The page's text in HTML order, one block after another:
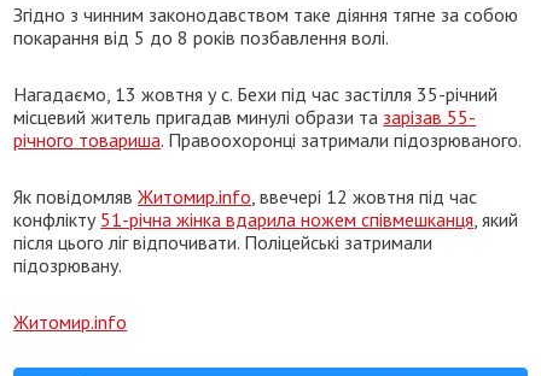
Згідно з чинним законодавством таке діяння тягне за собою
покарання від 5 до 8 років позбавлення волі.
Нагадаємо, 13 жовтня у с. Бехи під час застілля 35-річний
місцевий житель пригадав минулі образи та зарізав 55-
річного товариша. Правоохоронці затримали підозрюваного.
Як повідомлявЖитомир.info , ввечері 12 жовтня під час
конфлікту 51-річна жінка вдарила ножем співмешканця , який
після цього ліг відпочивати. Поліцейські затримали
підозрювану.
Житомир.info